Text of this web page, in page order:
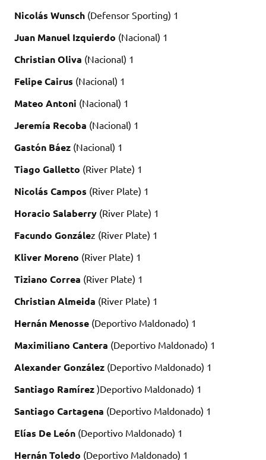
Nicolás Wunsch (Defensor Sporting) 1
Juan Manuel Izquierdo (Nacional) 1
Christian Oliva (Nacional) 1
Felipe Cairus (Nacional) 1
Mateo Antoni (Nacional) 1
Jeremía Recoba (Nacional) 1
Gastón Báez (Nacional) 1
Tiago Galletto (River Plate) 1
Nicolás Campos (River Plate) 1
Horacio Salaberry (River Plate) 1
Facundo González (River Plate) 1
Kliver Moreno (River Plate) 1
Tiziano Correa (River Plate) 1
Christian Almeida (River Plate) 1
Hernán Menosse (Deportivo Maldonado) 1
Maximiliano Cantera (Deportivo Maldonado) 1
Alexander González (Deportivo Maldonado) 1
Santiago Ramírez )Deportivo Maldonado) 1
Santiago Cartagena (Deportivo Maldonado) 1
Elías De León (Deportivo Maldonado) 1
Hernán Toledo (Deportivo Maldonado) 1